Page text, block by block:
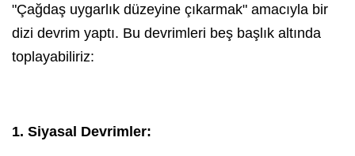
"Çağdaş uygarlık düzeyine çıkarmak" amacıyla bir
dizi devrim yaptı. Bu devrimleri beş başlık altında
toplayabiliriz:
1. Siyasal Devrimler: